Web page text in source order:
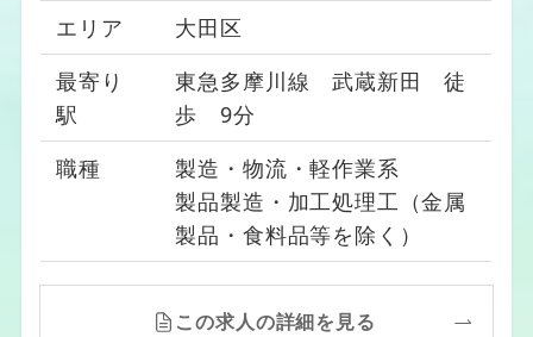
エリア
大田区
最寄り
駅
東急多摩川線 武蔵新田 徒
歩 9分
職種
製造・物流・軽作業系
製品製造・加工処理工（金属
製品・食料品等を除く）
この求人の詳細を見る